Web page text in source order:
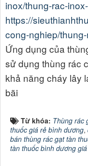
inox/thung-rac-
https://
cong-nghiep/
Ứng dụng của
sử dụng thùng rác
khả năng cháy lây
bãi
Từ khóa: Thùng rác
thuốc giá rẻ bình dương,
bán thùng rác gạt tàn
tàn thuốc bình dương